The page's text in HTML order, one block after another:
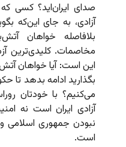
صدای ایران‌اید؟ کسی
آزادی، به جای این‌که
بلافاصله خواهان
مخاصمات. کلیدی‌ترین
این است: آیا خواهان
بگذارید ادامه بدهد
می‌کنیم؟ با خودتان
آزادی ایران است نه
نبودن جمهوری اسلامی
است.